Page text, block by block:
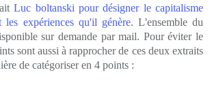
Luc boltanski pour désigner le capitalisme
les expériences qu'il génère. L'ensemble du
sur demande par mail. Pour éviter le
sont aussi à rapprocher de ces deux extraits
de catégoriser en 4 points :